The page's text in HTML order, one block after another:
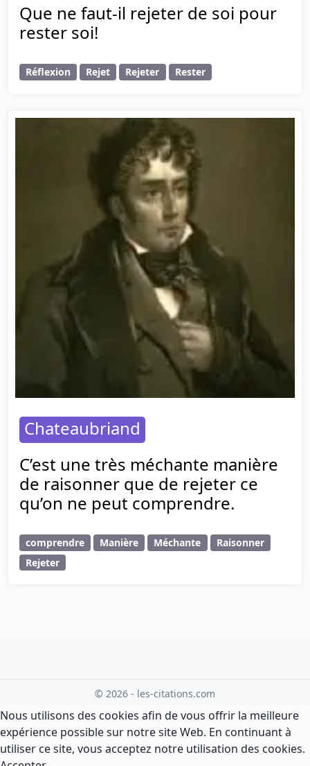
Que ne faut-il rejeter de soi pour
rester soi!
Réflexion Rejet Rejeter Rester
Chateaubriand
C’est une très méchante manière
de raisonner que de rejeter ce
qu’on ne peut comprendre.
comprendre Manière Méchante
Raisonner
Rejeter
© 2026 - les-citations.com
Nous utilisons des cookies afin de vous offrir la meilleure
expérience possible sur notre site Web. En continuant à
utiliser ce site, vous acceptez notre utilisation des cookies.